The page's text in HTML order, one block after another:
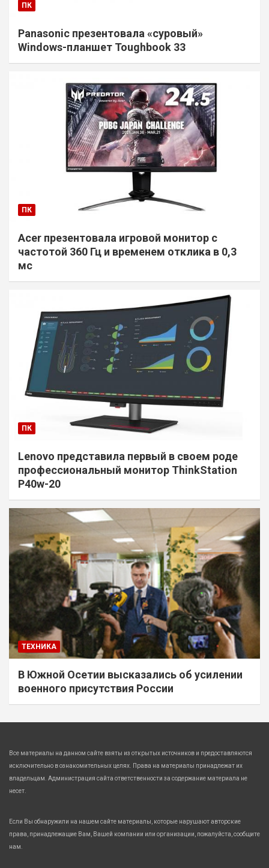
ПК
Panasonic презентовала «суровый»
Windows-планшет Toughbook 33
ПК
Acer презентовала игровой монитор с
частотой 360 Гц и временем отклика в 0,3
мс
ПК
Lenovo представила первый в своем роде
профессиональный монитор ThinkStation
P40w-20
ТЕХНИКА
В Южной Осетии высказались об усилении
военного присутствия России
Все материалы на данном сайте взяты из открытых источников и предоставляются
исключительно в ознакомительных целях. Права на материалы принадлежат их
владельцам. Администрация сайта ответственности за содержание материала не
несет.
Если Вы обнаружили на нашем сайте материалы, которые нарушают авторские
права, принадлежащие Вам, Вашей компании или организации, пожалуйста, сообщите
нам.